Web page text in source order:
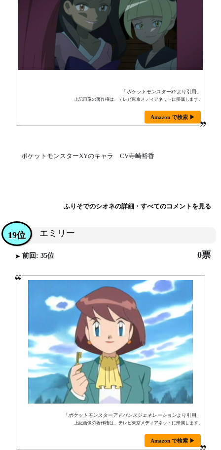
「ポケットモンスターXYより引用」
上記画像の著作権は、テレビ東京メディアネットに帰属します。
Amazon で検索 ▶
ポケットモンスターXYのキャラ CV寺崎裕香
ふりそでのシオネの詳細・すべてのコメントを見る
エミリー
19位
前回: 35位 0票
「ポケットモンスターアドバンスジェネレーションより引用」
上記画像の著作権は、テレビ東京メディアネットに帰属します。
Amazon で検索 ▶